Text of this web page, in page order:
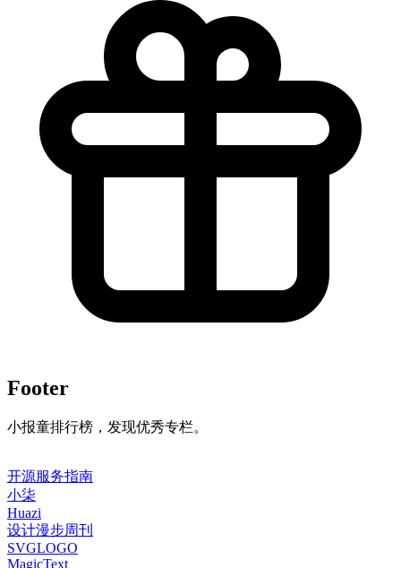
Footer
小报童排行榜，发现优秀专栏。
开源服务指南
小柒
Huazi
设计漫步周刊
SVGLOGO
MagicText